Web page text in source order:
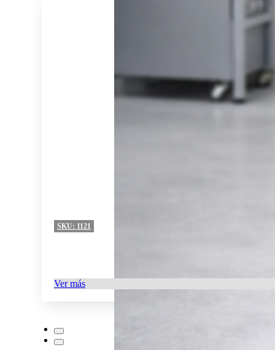
SKU: 1121
Ver más